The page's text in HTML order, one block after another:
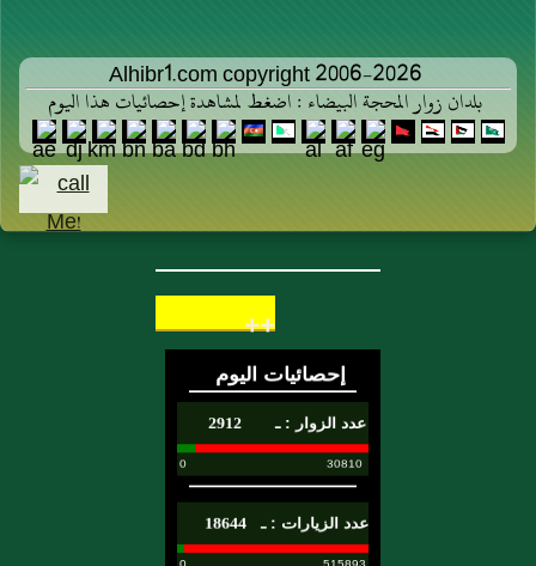
Alhibr1.com copyright 2006-2026
بلدان زوار المحجة البيضاء : اضغط لمشاهدة إحصائيات هذا اليوم
++